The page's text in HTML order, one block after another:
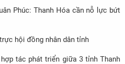
Phúc: Thanh Hóa cần nỗ lực bứt
hội đồng nhân dân tỉnh
tác phát triển giữa 3 tỉnh Thanh